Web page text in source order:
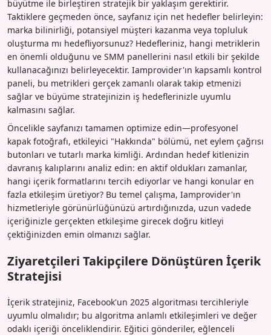
büyütme ile birleştiren stratejik bir yaklaşım gerektirir.
Taktiklere geçmeden önce, sayfanız için net hedefler belirleyin:
marka bilinirliği, potansiyel müşteri kazanma veya topluluk
oluşturma mı hedefliyorsunuz? Hedefleriniz, hangi metriklerin
en önemli olduğunu ve SMM panellerini nasıl etkili bir şekilde
kullanacağınızı belirleyecektir. Iamprovider'ın kapsamlı kontrol
paneli, bu metrikleri gerçek zamanlı olarak takip etmenizi
sağlar ve büyüme stratejinizin iş hedeflerinizle uyumlu
kalmasını sağlar.
Öncelikle sayfanızı tamamen optimize edin—profesyonel
kapak fotoğrafı, etkileyici "Hakkında" bölümü, net eylem çağrısı
butonları ve tutarlı marka kimliği. Ardından hedef kitlenizin
davranış kalıplarını analiz edin: en aktif oldukları zamanlar,
hangi içerik formatlarını tercih ediyorlar ve hangi konular en
fazla etkileşim üretiyor? Bu temel çalışma, Iamprovider'ın
hizmetleriyle görünürlüğünüzü artırdığınızda, uzun vadede
içeriğinizle gerçekten etkileşime girecek doğru kitleyi
çektiğinizden emin olmanızı sağlar.
Ziyaretçileri Takipçilere Dönüştüren İçerik
Stratejisi
İçerik stratejiniz, Facebook'un 2025 algoritması tercihleriyle
uyumlu olmalıdır; bu algoritma anlamlı etkileşimleri ve değer
odaklı içeriği önceliklendirir. Eğitici gönderiler, eğlenceli